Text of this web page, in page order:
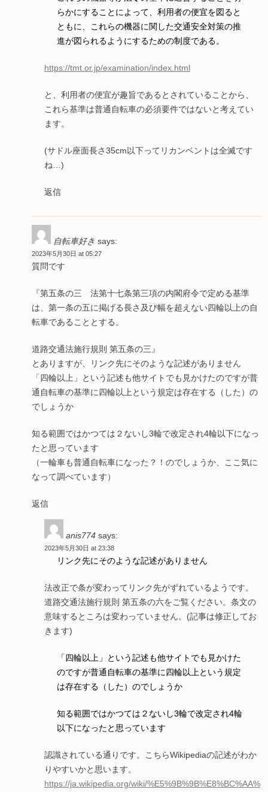
らかにすることによって、利用者の便宜を図ると
ともに、これらの機器に関した交通安全対策の推
進が図られるようにするための制度である。
https://tmt.or.jp/examination/index.html
と、利用者の便宜が趣旨であるとされていることから、
これら基準は普通自転車の必須要件ではないと考えてい
ます。
(サドル座面長さ35cm以下ってリカンベントは全滅です
ね…)
返信
自転車好き says:
2023年5月30日 at 05:27
質問です
『第五条の三 法第十七条第三項の内閣府令で定める基準
は、第一条の五に掲げる長さ及び幅を超えない四輪以上の自
転車であることとする。
道路交通法施行規則 第五条の三』
とありますが、リンク先にそのような記述がありません
「四輪以上」という記述も他サイトでも見かけたのですが普
通自転車の基準に四輪以上という規定は存在する（した）の
でしょうか
知る範囲ではかつては２ないし3輪で改定され4輪以下になっ
たと思っています
（一輪車も普通自転車になった？！のでしょうか、ここ気に
なって調べています）
返信
anis774 says:
2023年5月30日 at 23:38
リンク先にそのような記述がありません
法改正で条が変わってリンク先がずれているようです。
道路交通法施行規則 第五条の六をご覧ください。条文の
意味するところは変わっていません。(記事は修正してお
きます)
「四輪以上」という記述も他サイトでも見かけた
のですが普通自転車の基準に四輪以上という規定
は存在する（した）のでしょうか
知る範囲ではかつては２ないし3輪で改定され4輪
以下になったと思っています
認識されている通りです。こちらWikipediaの記述がわか
りやすいかと思います。
https://ja.wikipedia.org/wiki/%E5%9B%9B%E8%BC%AA%